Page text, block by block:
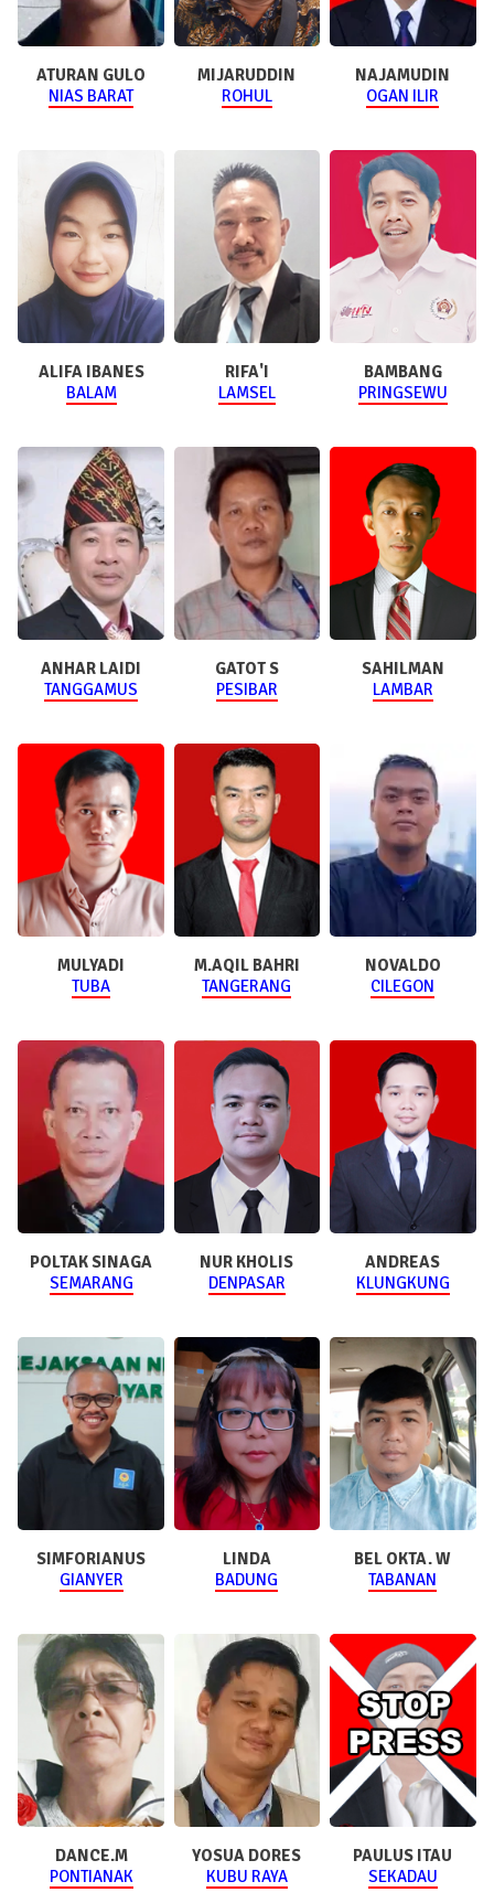
ATURAN GULO
NIAS BARAT
MIJARUDDIN
ROHUL
NAJAMUDIN
OGAN ILIR
ALIFA IBANES
BALAM
RIFA'I
LAMSEL
BAMBANG
PRINGSEWU
ANHAR LAIDI
TANGGAMUS
GATOT S
PESIBAR
SAHILMAN
LAMBAR
MULYADI
TUBA
M.AQIL BAHRI
TANGERANG
NOVALDO
CILEGON
POLTAK SINAGA
SEMARANG
NUR KHOLIS
DENPASAR
ANDREAS
KLUNGKUNG
SIMFORIANUS
GIANYER
LINDA
BADUNG
BEL OKTA. W
TABANAN
DANCE.M
PONTIANAK
YOSUA DORES
KUBU RAYA
PAULUS ITAU
SEKADAU